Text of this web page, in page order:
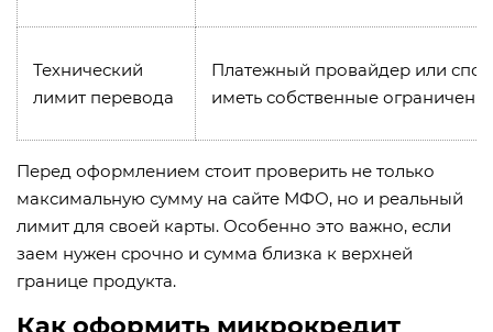
Технический
лимит перевода
Платежный провайдер или
иметь собственные
Перед оформлением стоит проверить не только
максимальную сумму на сайте МФО, но и реальный
лимит для своей карты. Особенно это важно, если
заем нужен срочно и сумма близка к верхней
границе продукта.
Как оформить микрокредит